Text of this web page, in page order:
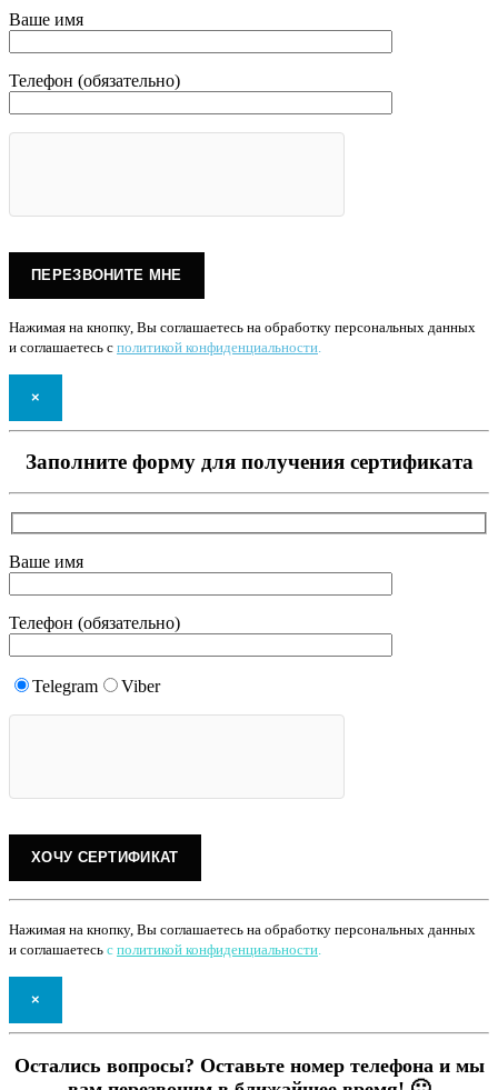
Ваше имя
Телефон (обязательно)
Нажимая на кнопку, Вы соглашаетесь на обработку персональных данных
и соглашаетесь с политикой конфиденциальности.
×
Заполните форму для получения сертификата
Ваше имя
Телефон (обязательно)
Telegram Viber
Нажимая на кнопку, Вы соглашаетесь на обработку персональных данных
и соглашаетесь с политикой конфиденциальности
×
Остались вопросы? Оставьте номер телефона и мы